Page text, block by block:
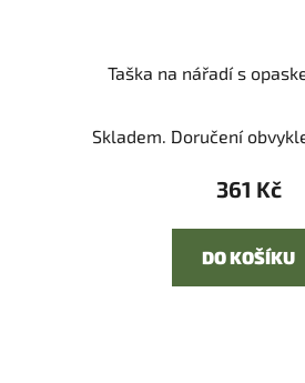
Taška na nářadí s
Skladem. Doručení
361 Kč
DO KOŠÍKU